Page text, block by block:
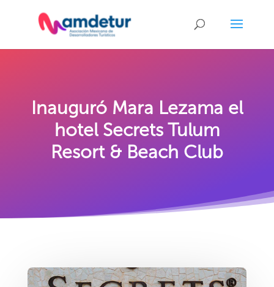
Inauguró Mara Lezama el
hotel Secrets Tulum
Resort & Beach Club